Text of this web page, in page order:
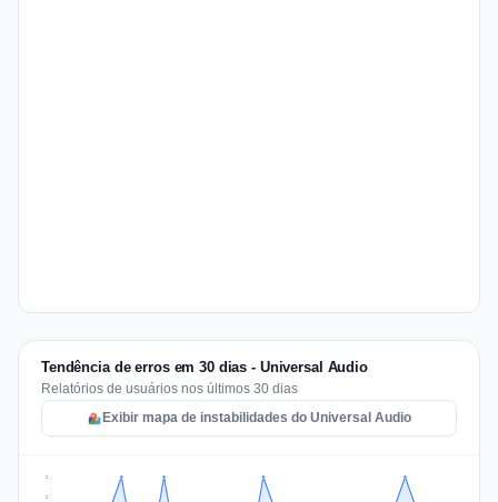
Tendência de erros em 30 dias - Universal Audio
Relatórios de usuários nos últimos 30 dias
Exibir mapa de instabilidades do Universal Audio
2
2